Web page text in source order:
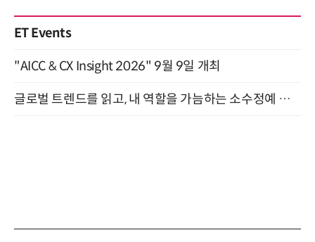
ET Events
"AICC & CX Insight 2026" 9월 9일 개최
글로벌 트렌드를 읽고, 내 역할을 가늠하는 소수정예 실습 워크숍 (8/28)